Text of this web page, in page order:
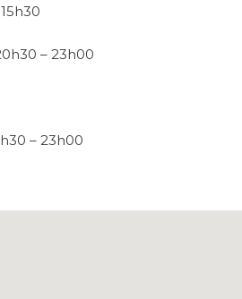
– 23h00
– 23h00